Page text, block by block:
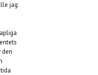
jag
den